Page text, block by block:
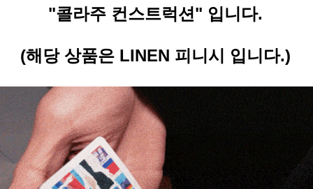
"콜라주 컨스트럭션" 입니다.
(해당 상품은 LINEN 피니시 입니다.)